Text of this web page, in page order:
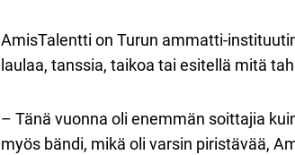
AmisTalentti on Turun ammatti-
laulaa, tanssia, taikoa tai esitellä mitä
– Tänä vuonna oli enemmän soittajia
myös bändi, mikä oli varsin piristävää,